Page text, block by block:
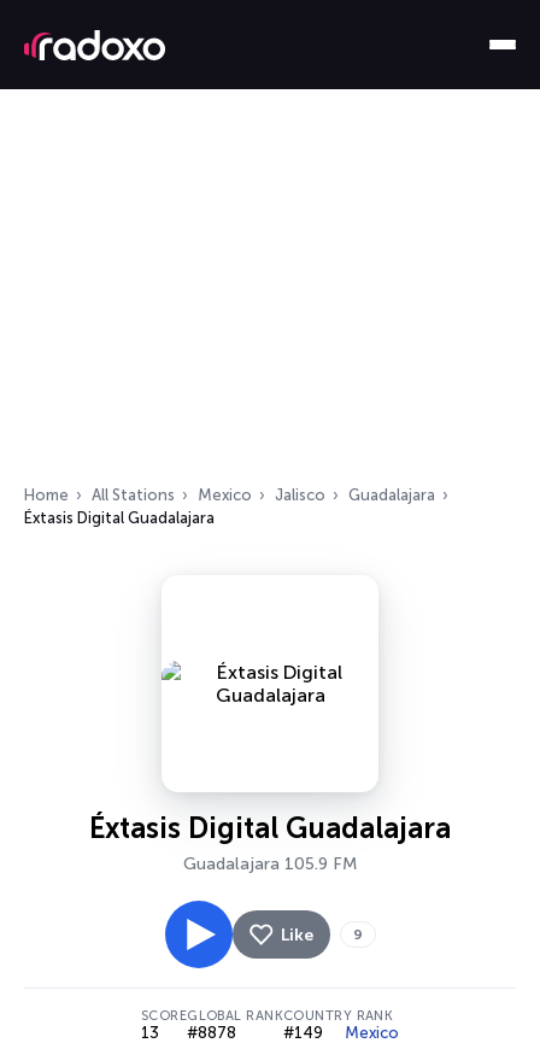
Home All Stations Mexico Jalisco
Guadalajara
Éxtasis Digital Guadalajara
Éxtasis Digital Guadalajara
Guadalajara 105.9 FM
Like 9
SCORE
13
GLOBAL RANK
#8878
COUNTRY RANK
#149 Mexico